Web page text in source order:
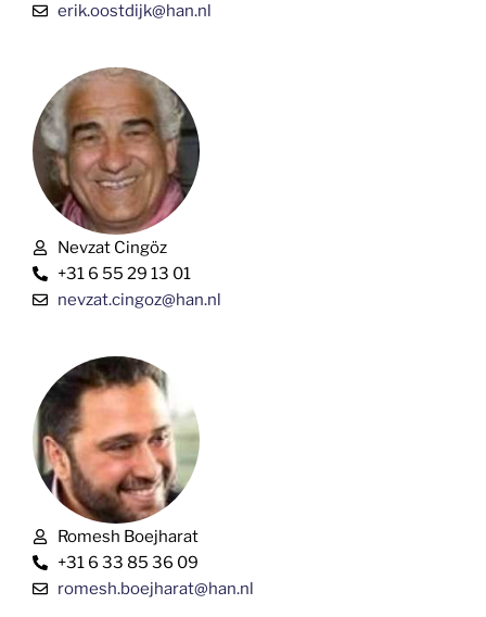
erik.oostdijk@han.nl
Nevzat Cingöz
+31 6 55 29 13 01
nevzat.cingoz@han.nl
Romesh Boejharat
+31 6 33 85 36 09
romesh.boejharat@han.nl